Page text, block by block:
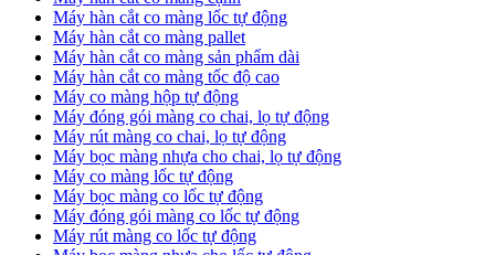
​Máy hàn cắt co màng lốc tự động
​Máy hàn cắt co màng pallet
​Máy hàn cắt co màng sản phẩm dài
​Máy hàn cắt co màng tốc độ cao
Máy co màng hộp tự động
Máy đóng gói màng co chai, lọ tự động
Máy rút màng co chai, lọ tự động
Máy bọc màng nhựa cho chai, lọ tự động
Máy co màng lốc tự động
Máy bọc màng co lốc tự động
Máy đóng gói màng co lốc tự động
Máy rút màng co lốc tự động